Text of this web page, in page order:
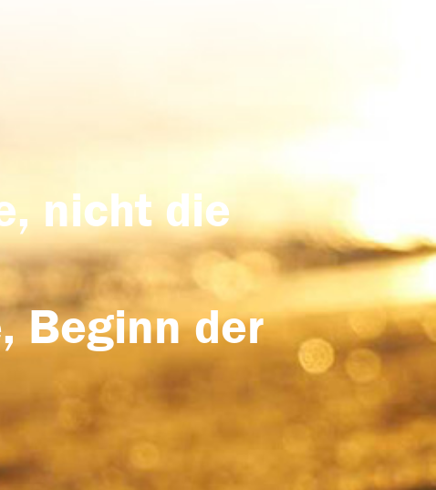
nicht die
Beginn der